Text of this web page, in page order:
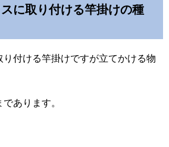
に取り付ける竿掛けの種
り付ける竿掛けですが立てかける物
あります。